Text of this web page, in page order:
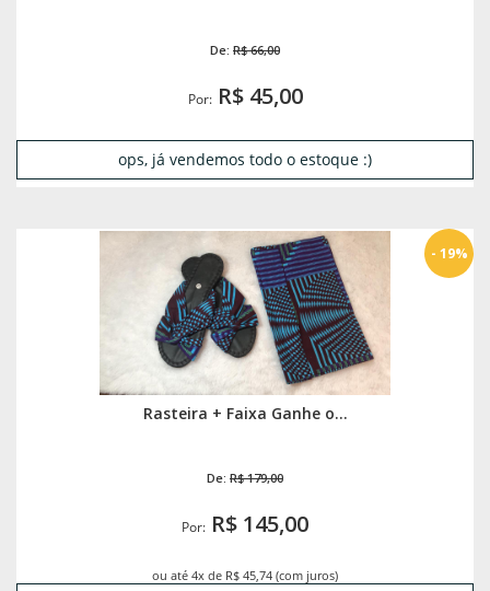
De: R$ 66,00
Por:R$ 45,00
ops, já vendemos todo o estoque :)
Rasteira + Faixa Ganhe o...
De: R$ 179,00
Por: R$ 145,00
- 19%
ou até 4x de R$ 45,74 (com juros)